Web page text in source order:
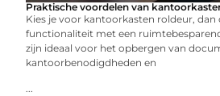
Praktische voordelen van
Kies je voor kantoorkasten roldeur, dan
functionaliteit met een
zijn ideaal voor het opbergen van
kantoorbenodigdheden en
...